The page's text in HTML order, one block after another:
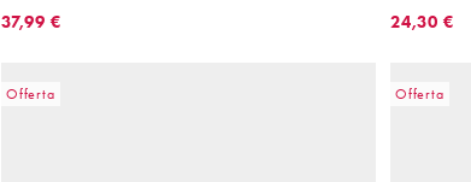
37,99 €
24,30 €
Offerta Offerta